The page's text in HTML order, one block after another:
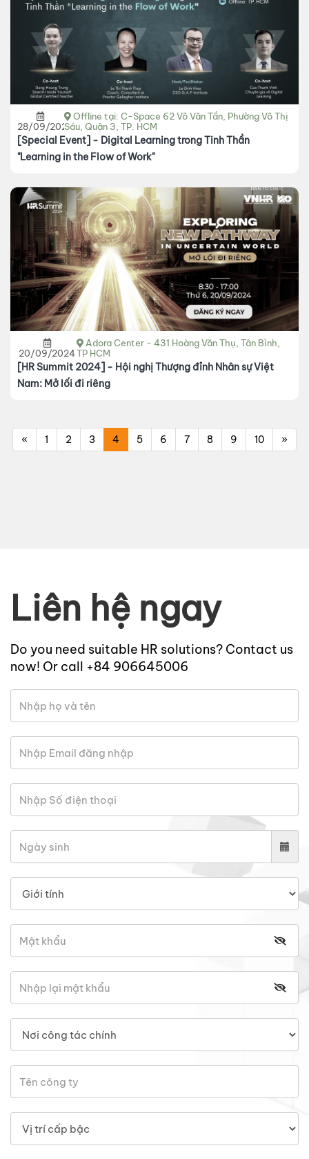
28/09/2024
Offline tại: C-Space 62 Võ Văn Tần, Phường Võ Thị
Sáu, Quận 3, TP. HCM
[Special Event] - Digital Learning trong Tinh Thần
"Learning in the Flow of Work"
20/09/2024
Adora Center - 431 Hoàng Văn Thụ, Tân Bình,
TP HCM
[HR Summit 2024] - Hội nghị Thượng đỉnh Nhân sự Việt
Nam: Mở lối đi riêng
« 1 2 3 4 5 6 7 8 9 10 »
Liên hệ ngay
Do you need suitable HR solutions? Contact us
now! Or call +84 906645006